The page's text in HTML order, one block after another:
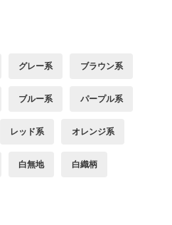
グレー系 ブラウン系
ブルー系 パープル系
レッド系 オレンジ系
白無地 白織柄